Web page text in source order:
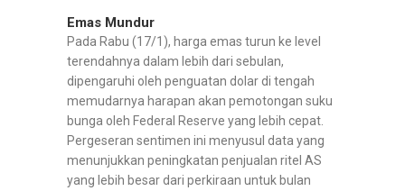
Emas Mundur
Pada Rabu (17/1), harga emas turun ke level
terendahnya dalam lebih dari sebulan,
dipengaruhi oleh penguatan dolar di tengah
memudarnya harapan akan pemotongan suku
bunga oleh Federal Reserve yang lebih cepat.
Pergeseran sentimen ini menyusul data yang
menunjukkan peningkatan penjualan ritel AS
yang lebih besar dari perkiraan untuk bulan